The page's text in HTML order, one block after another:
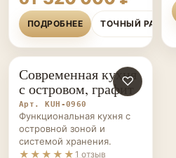
ПОДРОБНЕЕ ТОЧНЫЙ РАСЧЁТ
♡
Современная кухня
с островом, графит
Арт. KUH-0960
Функциональная кухня с
островной зоной и
системой хранения.
★★★★★1 отзыв